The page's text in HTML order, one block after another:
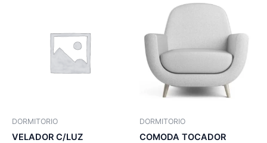
DORMITORIO
VELADOR C/LUZ
DORMITORIO
COMODA TOCADOR